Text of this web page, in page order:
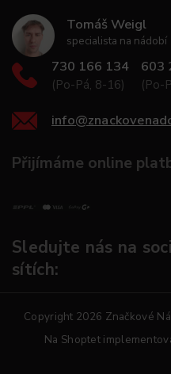
Tomáš Weigl
specialista na nádobí
730 166 134
(Po-Pá, 8-16)
603
(Po-
info@
Přijímáme online
Sledujte nás na
sítích:
Copyright 2026 Značkové
Na Shoptet